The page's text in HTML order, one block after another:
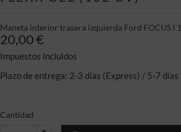
Maneta interior trasera izquierda Ford FOCUS I
20,00 €
Impuestos incluidos
Plazo de entrega: 2-3 días (Express) / 5-7 días
Cantidad